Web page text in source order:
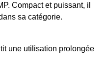
Compact et puissant, il
sa catégorie.
une utilisation prolongée